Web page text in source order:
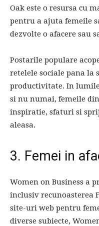
Oak este o resursa cu
pentru a ajuta femeile
dezvolte o afacere sau
Postarile populare
retelele sociale pana la
productivitate. In
si nu numai, femeile
inspiratie, sfaturi si
aleasa.
3. Femei in
Women on Business a
inclusiv recunoasterea
site-uri web pentru
diverse subiecte,